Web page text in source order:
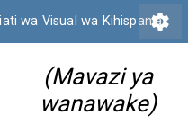
wa Visual wa Kihispania
settings
(Mavazi ya
wanawake)